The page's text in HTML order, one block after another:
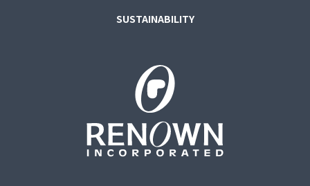
SUSTAINABILITY